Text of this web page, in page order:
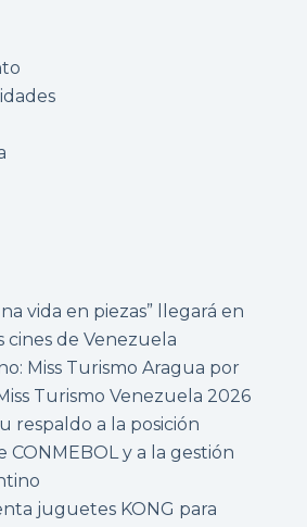
vida en piezas” llegará en
cines de Venezuela
Miss Turismo Aragua por
Turismo Venezuela 2026
respaldo a la posición
CONMEBOL y a la gestión
juguetes KONG para